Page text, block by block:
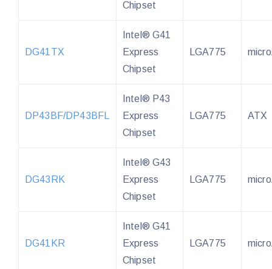
Chipset
DG41TX
Intel® G41
Express
Chipset
LGA775
DP43BF/DP43BFL
Intel® P43
Express
Chipset
LGA775 ATX
DG43RK
Intel® G43
Express
Chipset
LGA775
DG41KR
Intel® G41
Express
Chipset
LGA775